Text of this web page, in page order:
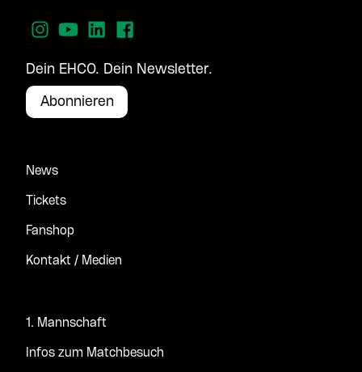
Dein EHCO. Dein Newsletter.
Abonnieren
News
Tickets
Fanshop
Kontakt / Medien
1. Mannschaft
Infos zum Matchbesuch